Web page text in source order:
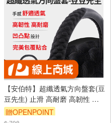
【安伯特】超纖透氣方向盤套(豆
豆先生) 止滑 高耐磨 高韌性 透
氣吸汗 (S)
贈OPENPOINT